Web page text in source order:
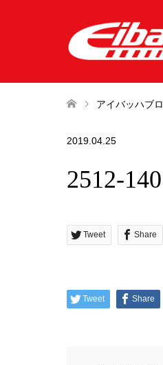
アイバッハブ
2019.04.25
2512-140
Tweet Share
Tweet Share